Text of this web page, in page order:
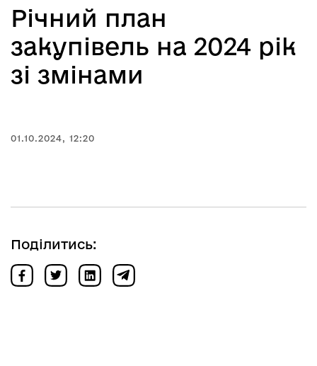
Річний план
закупівель на 2024 рік
зі змінами
01.10.2024, 12:20
Поділитись: